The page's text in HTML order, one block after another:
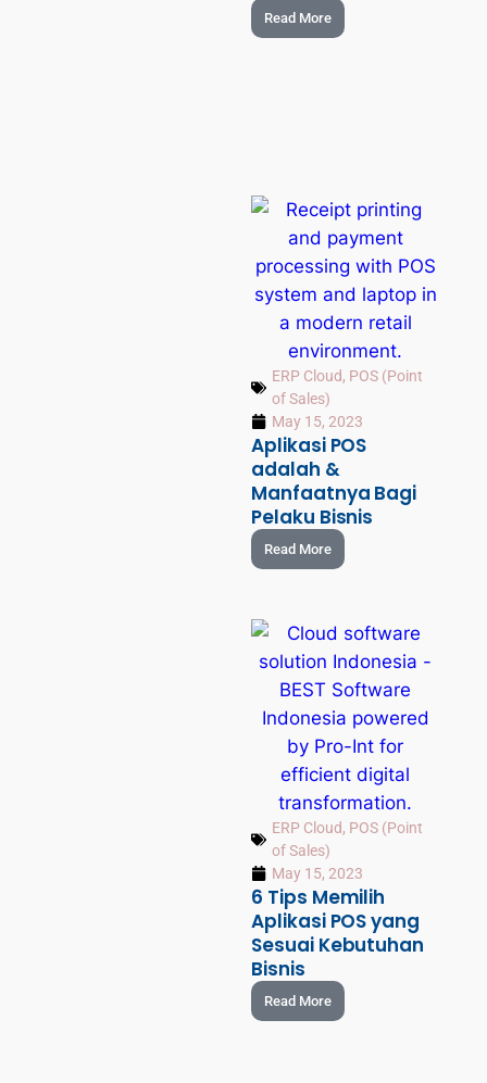
Read More
ERP Cloud, POS (Point
of Sales)
May 15, 2023
Aplikasi POS
adalah &
Manfaatnya Bagi
Pelaku Bisnis
Read More
ERP Cloud, POS (Point
of Sales)
May 15, 2023
6 Tips Memilih
Aplikasi POS yang
Sesuai Kebutuhan
Bisnis
Read More